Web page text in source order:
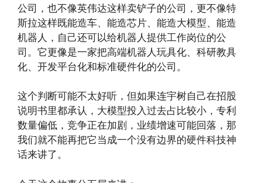
公司，也不像英伟达这样卖铲子的公司，更不像特
斯拉这样既能造车、能造芯片、能造大模型、能造
机器人，自己还可以给机器人提供工作岗位的公
司。它更像是一家把高端机器人玩具化、科研教具
化、开发平台化和标准硬件化的公司。
这个判断可能不太好听，但如果连宇树自己在招股
说明书里都承认，大模型投入过去占比较小，专利
数量偏低，竞争正在加剧，业绩增速可能回落，那
我们就不能再把它当成一个没有边界的硬件科技神
话来讲了。